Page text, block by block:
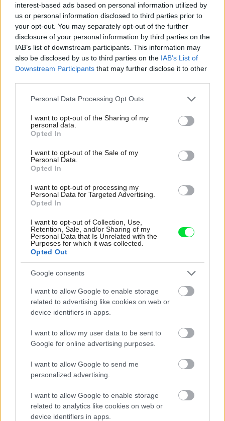
interest-based ads based on personal information utilized by
us or personal information disclosed to third parties prior to
your opt-out. You may separately opt-out of the further
disclosure of your personal information by third parties on the
IAB’s list of downstream participants. This information may
also be disclosed by us to third parties on the IAB’s List of
Downstream Participants that may further disclose it to other
Please note that this website/app uses one or more Google
not limited to your visit or usage behaviour. You may click to
grant or deny consent to Google and its third-party tags to
use your data for below specified purposes in below Google
consent section.
Personal Data Processing Opt Outs
I want to opt-out of the Sharing of my
personal data.
Opted In
I want to opt-out of the Sale of my
Personal Data.
Opted In
I want to opt-out of processing my
Personal Data for Targeted Advertising.
Opted In
I want to opt-out of Collection, Use,
Retention, Sale, and/or Sharing of my
Personal Data that Is Unrelated with the
Purposes for which it was collected.
Opted Out
Google consents
I want to allow Google to enable storage
related to advertising like cookies on web or
device identifiers in apps.
I want to allow my user data to be sent to
Google for online advertising purposes.
I want to allow Google to send me
personalized advertising.
I want to allow Google to enable storage
related to analytics like cookies on web or
device identifiers in apps.
Šíri sa z odpadkového koša silný zápach?
Tieto kroky vám pomôžu zbaviť sa ho
Žije pri lese, chová sliepky a uspáva ju
rieka. Miestni remeselníci vytvorili bývanie,
ktoré vyzerá ako malý raj
Útulný klasický dom so šikmou strechou
uprostred poľa